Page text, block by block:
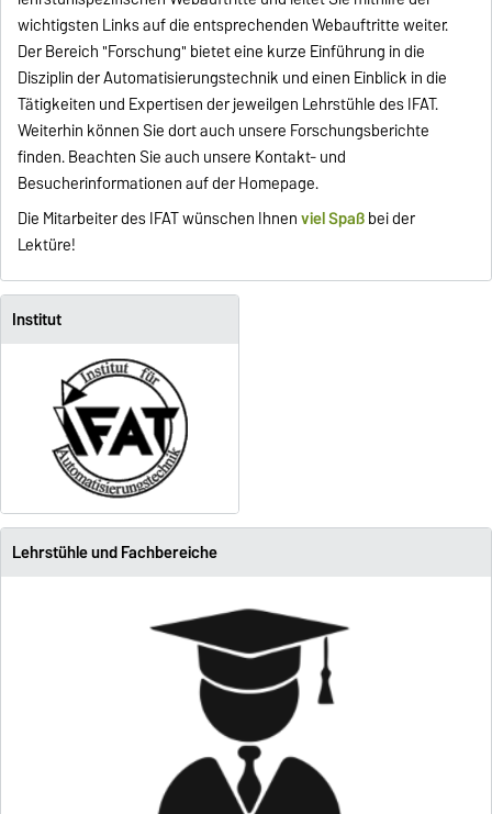
wichtigsten Links auf die entsprechenden Webauftritte weiter.
Der Bereich "Forschung" bietet eine kurze Einführung in die
Disziplin der Automatisierungstechnik und einen Einblick in die
Tätigkeiten und Expertisen der jeweilgen Lehrstühle des IFAT.
Weiterhin können Sie dort auch unsere Forschungsberichte
finden. Beachten Sie auch unsere Kontakt- und
Besucherinformationen auf der Homepage.
Die Mitarbeiter des IFAT wünschen Ihnenviel Spaßbei der
Lektüre!
Institut
Lehrstühle und Fachbereiche